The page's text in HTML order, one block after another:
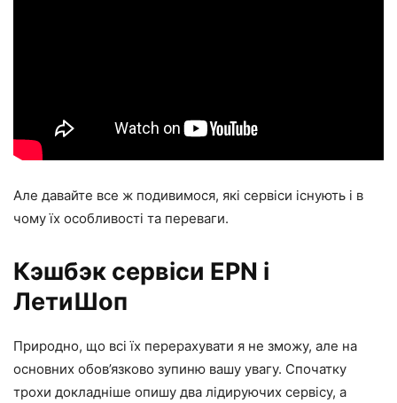
Але давайте все ж подивимося, які сервіси існують і в
чому їх особливості та переваги.
Кэшбэк сервіси EPN і
ЛетиШоп
Природно, що всі їх перерахувати я не зможу, але на
основних обов’язково зупиню вашу увагу. Спочатку
трохи докладніше опишу два лідируючих сервісу, а